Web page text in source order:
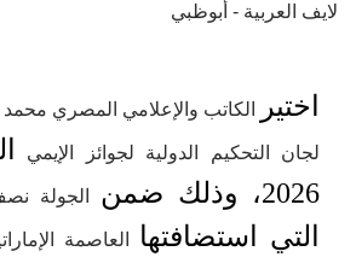
لايف العربية - أبوظبي
اختير الكاتب والإعلامي المصري محمد
لجان التحكيم الدولية لجوائز الإيمي
2026، وذلك ضمن
الجولة
التي استضافتها العاصمة